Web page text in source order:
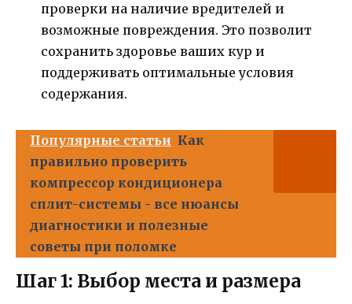
проверки на наличие вредителей и
возможные повреждения. Это позволит
сохранить здоровье ваших кур и
поддерживать оптимальные условия
содержания.
Популярные статьи Как
правильно проверить
компрессор кондиционера
сплит-системы - все нюансы
диагностики и полезные
советы при поломке
Шаг 1: Выбор места и размера